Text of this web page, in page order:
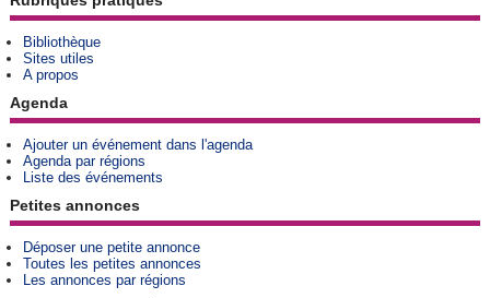
Bibliothèque
Sites utiles
A propos
Agenda
Ajouter un événement dans l'agenda
Agenda par régions
Liste des événements
Petites annonces
Déposer une petite annonce
Toutes les petites annonces
Les annonces par régions